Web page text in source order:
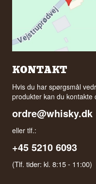
KONTAKT
Hvis du har spørgsmål
produkter kan du kontakte
ordre@whisky.dk
eller tlf.:
+45 5210 6093
(Tlf. tider: kl. 8:15 - 11:00)